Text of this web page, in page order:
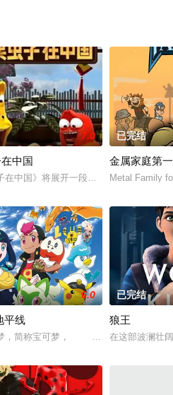
幽界魔君對上天織主、錻鍠寒武紀的世
事，给孩子们感性、形象的数学认知。
7.0
中国
在中国》将展开一段全新的爆笑旅程，
已完结
金属家庭第
Metal Family
小昆虫，在5分钟的时间里，通篇没有
6.0
平线
宝可梦，简称宝
已完结
狼王
在这部波澜壮